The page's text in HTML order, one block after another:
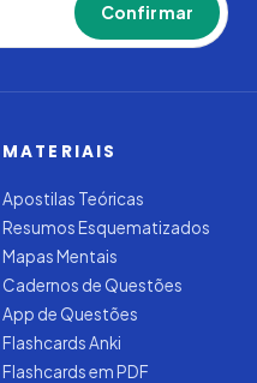
Confirmar
MATERIAIS
Apostilas Teóricas
Resumos Esquematizados
Mapas Mentais
Cadernos de Questões
App de Questões
Flashcards Anki
Flashcards em PDF